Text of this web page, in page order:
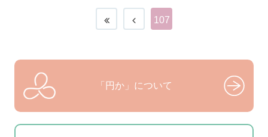
107
「円か」について